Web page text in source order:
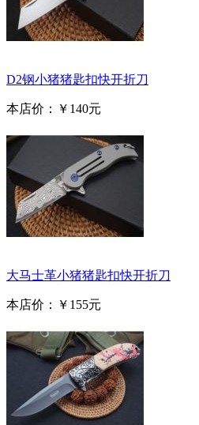
D2钢小猪猪匙扣快开折刀
本店价： ￥140元
大马士革小猪猪匙扣快开折刀
本店价： ￥155元